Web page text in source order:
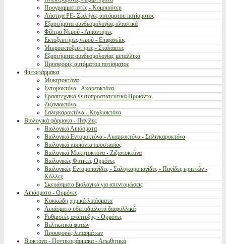
Προγραμματιστές - Κομπιούτερ
Λάστιχα PE- Σωλήνες αυτόματου ποτίσματος
Εξαρτήματα συνδεσμολογίας πλαστικά
Φίλτρα Νερού - Λιπαντήρες
Εκτοξευτήρες νερού - Επιφανείας
Μικροεκτοξευτήρες - Σταλάκτες
Εξαρτήματα συνδεσμολογίας μεταλλικά
Προσφορές αυτόματου ποτίσματος
Φυτοφάρμακα
Μυκητοκτόνα
Εντομοκτόνα - Ακαρεοκτόνα
Ερασιτεχνικά Φυτοπροστατευτικά Προιόντα
Ζιζανιοκτόνα
Σαλιγκαροκτόνα - Κοχλιοκτόνα
Βιολογικά φάρμακα - Παγίδες
Βιολογικά Λιπάσματα
Βιολογικά Εντομοκτόνα - Ακαρεοκτόνα - Σαλιγκαροκτόνα
Βιολογικά προιόντα προστασίας
Βιολογικά Μυκητοκτόνα - Ζιζανιοκτόνα
Βιολογικές Φυτικές Ορμόνες
Βιολογικές Εντομοπαγίδες - Σαλιγκαροπαγίδες - Παγίδες ερπετών -
Κόλλες
Σκευάσματα βιολογικά για απεντομώσεις
Λιπάσματα - Ορμόνες
Κοκκώδη χημικά λιπάσματα
Λιπάσματα υδατοδιαλυτά διαφυλλικά
Ρυθμιστές ανάπτυξης - Ορμόνες
Βελτιωτικά φυτών
Προσφορές λιπασμάτων
Βιοκτόνα - Ποντικοφάρμακα - Απωθητικά